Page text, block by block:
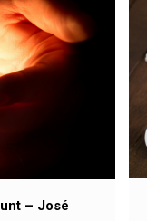
– José